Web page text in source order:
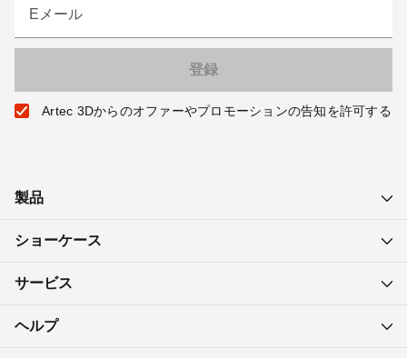
Eメール
Artec 3Dからのオファーやプロモーションの告知を許可する
製品
ショーケース
サービス
ヘルプ